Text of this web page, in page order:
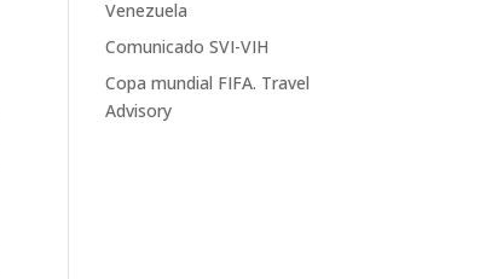
Venezuela
Comunicado SVI-VIH
Copa mundial FIFA. Travel
Advisory